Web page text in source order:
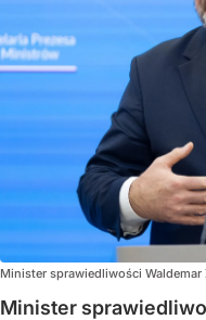
Minister sprawiedliwości Waldemar
Minister